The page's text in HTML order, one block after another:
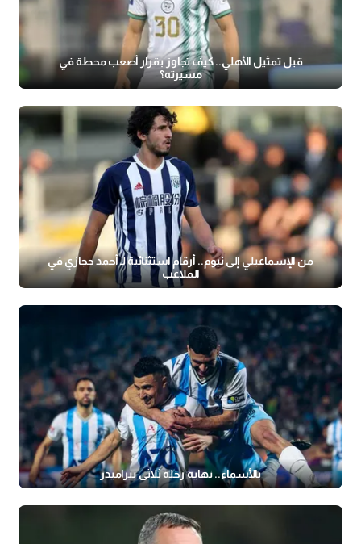
قبل تمثيل الأهلي.. كيف تجاوز بقرار أصعب محطة في
مسيرته؟
من الإسماعيلي إلى نيوم.. أرقام استثنائية لـ أحمد حجازي في
الملاعب
بالأسماء.. نهاية رحلة ثلاثي بيراميدز